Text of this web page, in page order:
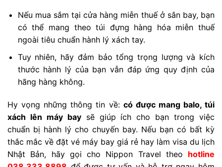
Nếu mua sắm tại cửa hàng miễn thuế ở sân bay, bạn
có thể mang theo túi đựng hàng hóa miễn thuế
ngoài tiêu chuẩn hành lý xách tay.
Tuy nhiên, hãy đảm bảo tổng trọng lượng và kích
thước hành lý của bạn vẫn đáp ứng quy định của
hãng hàng không.
Hy vọng những thông tin về: có được mang balo, túi
xách lên máy baysẽ giúp ích cho bạn trong việc
chuẩn bị hành lý cho chuyến bay. Nếu bạn có bất kỳ
thắc mắc về đặt vé máy bay giá rẻ hay làm visa du lịch
Nhật Bản, hãy gọi cho Nippon Travel theo hotline